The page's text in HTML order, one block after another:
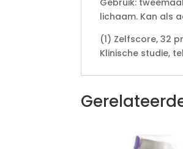
lichaam. Kan als
(1) Zelfscore, 32
Klinische studie,